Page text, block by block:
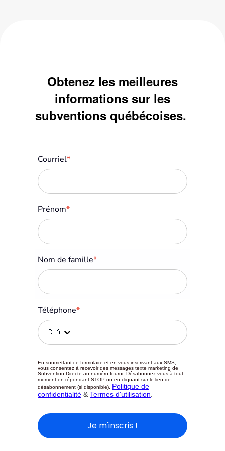
Obtenez les meilleures
informations sur les
subventions québécoises.
Courriel*
Prénom*
Nom de famille*
Téléphone*
🇨🇦
En soumettant ce formulaire et en vous inscrivant aux SMS,
vous consentez à recevoir des messages texte marketing de
Subvention Directe au numéro fourni. Désabonnez-vous à tout
moment en répondant STOP ou en cliquant sur le lien de
désabonnement (si disponible). Politique de
confidentialité & Termes d'utilisation
Je m'inscris !